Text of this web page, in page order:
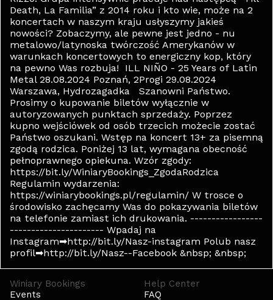
Death, La Familia” z 2014 roku i kto wie, może na 2
koncertach w naszym kraju usłyszymy jakieś
nowości? Zobaczymy, ale pewne jest jedno - nu
metalowo/latynoska twórczość Amerykanów w
warunkach koncertowych to energiczny kop, który
na pewno Was rozbuja! ILL NIÑO - 25 Years of Latin
Metal 28.08.2024 Poznań, 2Progi 29.08.2024
Warszawa, Hydrozagadka Szanowni Państwo.
Prosimy o kupowanie biletów wyłącznie w
autoryzowanych punktach sprzedaży. Poprzez
kupno wejściówek od osób trzecich możecie zostać
Państwo oszukani. Wstęp na koncert 13+ za pisemną
zgodą rodzica. Poniżej 13 lat, wymagana obecność
pełnoprawnego opiekuna. Wzór zgody:
https://bit.ly/WiniaryBookings_ZgodaRodzica
Regulamin wydarzenia:
https://winiarybookings.pl/regulamin/ W trosce o
środowisko zachęcamy Was do pokazywania biletów
na telefonie zamiast ich drukowania. -----------------
---------------------- Wpadaj na
Instagram➡http://bit.ly/Nasz-instagram Polub nasz
profil➡http://bit.ly/Nasz--Facebook &nbsp; &nbsp;
Winiary Bookings
Events
Help Center
FAQ